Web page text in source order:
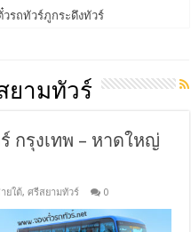
วรถทัวร์ภูกระดึงทัวร์
ยามทัวร์
กรุงเทพ – หาดใหญ่
ยใต้,ศรีสยามทัวร์ 0